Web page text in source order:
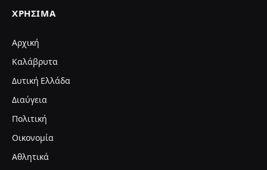
ΧΡΉΣΙΜΑ
Αρχική
Καλάβρυτα
Δυτική Ελλάδα
Διαύγεια
Πολιτική
Οικονομία
Αθλητικά